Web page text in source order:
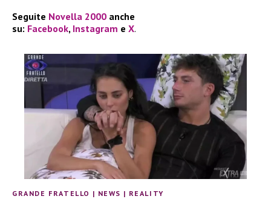
Seguite Novella 2000 anche
su: Facebook, Instagram e X.
GRANDE FRATELLO | NEWS | REALITY